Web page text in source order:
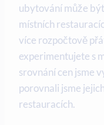
ubytování může
místních
více rozpočtově
experimentujete s
srovnání cen jsme
porovnali jsme
restauracích.